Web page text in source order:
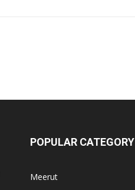
POPULAR CATEGORY
Meerut